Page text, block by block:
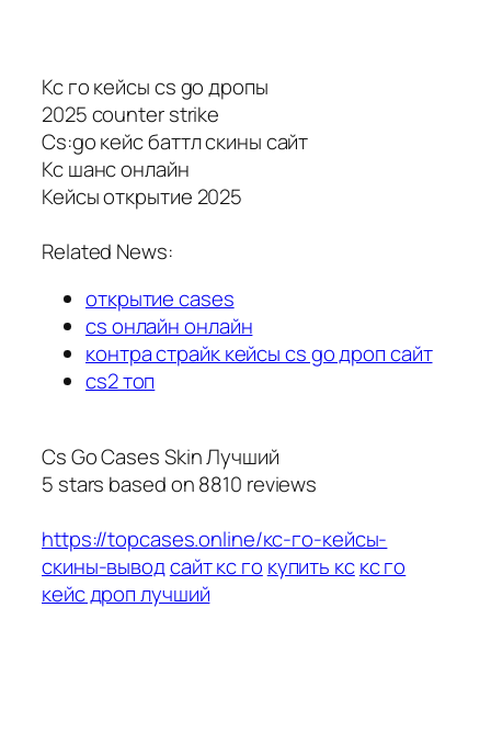
Кс го кейсы cs go дропы
2025 counter strike
Cs:go кейс баттл скины сайт
Кс шанс онлайн
Кейсы открытие 2025
Related News:
открытие cases
cs онлайн онлайн
контра страйк кейсы cs go дроп сайт
cs2 топ
Cs Go Cases Skin Лучший
5 stars based on8810 reviews
https://topcases.online/кс-го-кейсы-
скины-выводсайт кс го купить кскс го
кейс дроп лучший